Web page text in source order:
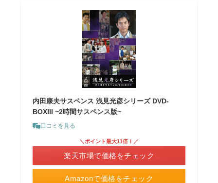
内田康夫サスペンス 浅見光彦シリーズ DVD-
BOXIII ~2時間サスペンス版~
口コミを見る
Amazonで価格をチェック
＼ポイント最大11倍！／
楽天市場で価格をチェック